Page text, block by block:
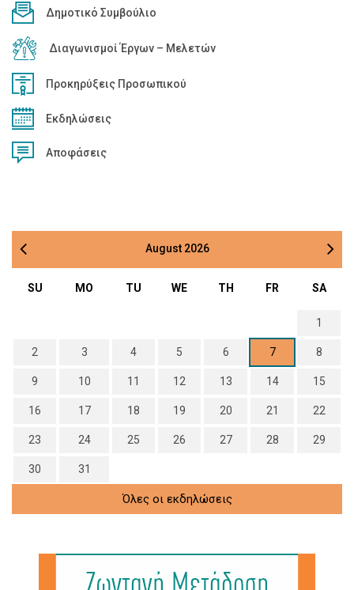
Δημοτικό Συμβούλιο
Διαγωνισμοί Έργων – Μελετών
Προκηρύξεις Προσωπικού
Εκδηλώσεις
Αποφάσεις
August 2026
SU MO TU WE TH FR SA
1
2 3 4 5 6 7 8
9 10 11 12 13 14 15
16 17 18 19 20 21 22
23 24 25 26 27 28 29
30 31
Όλες οι εκδηλώσεις